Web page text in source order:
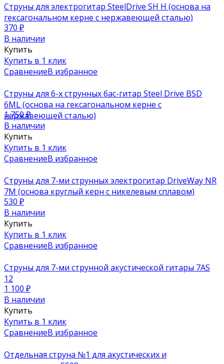
Струны для электрогитар SteelDrive SH H (основа на
гексагональном керне с нержавеющей сталью)
370 ₽
В наличии
Купить
Купить в 1 клик
СравнениеВ избранное
Струны для 6-х струнных бас-гитар Steel Drive BSD
6ML (основа на гексагональном керне с
нержавеющей сталью)
1 750₽
В наличии
Купить
Купить в 1 клик
СравнениеВ избранное
Струны для 7-ми струнных электрогитар DriveWay NR
7M (основа круглый керн с никелевым сплавом)
530 ₽
В наличии
Купить
Купить в 1 клик
СравнениеВ избранное
Струны для 7-ми струнной акустической гитары 7AS
12
1 100 ₽
В наличии
Купить
Купить в 1 клик
СравнениеВ избранное
Отдельная струна №1 для акустических и